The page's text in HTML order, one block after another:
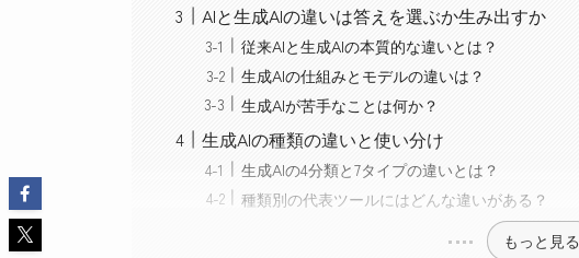
AIと生成AIの違いは答えを選ぶか生み出すか
従来AIと生成AIの本質的な違いとは？
生成AIの仕組みとモデルの違いは？
生成AIが苦手なことは何か？
生成AIの種類の違いと使い分け
生成AIの4分類と7タイプの違いとは？
種類別の代表ツールにはどんな違いがある？
もっと見る